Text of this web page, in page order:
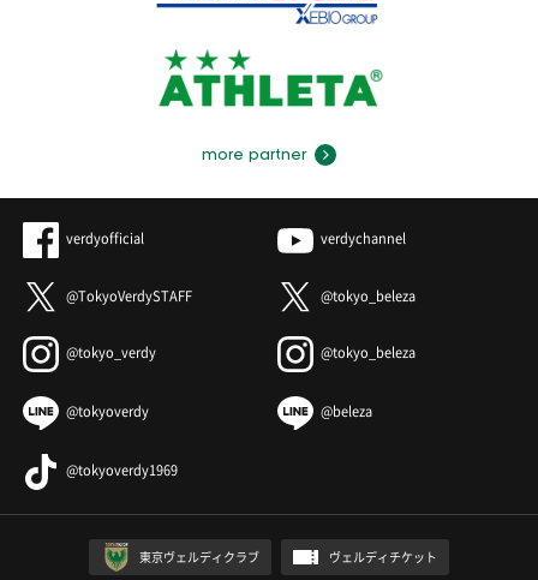
more partner
verdyofficial verdychannel
@TokyoVerdySTAFF @tokyo_beleza
@tokyo_verdy @tokyo_beleza
@tokyoverdy @beleza
@tokyoverdy1969
東京ヴェルディクラブ ヴェルディチケット